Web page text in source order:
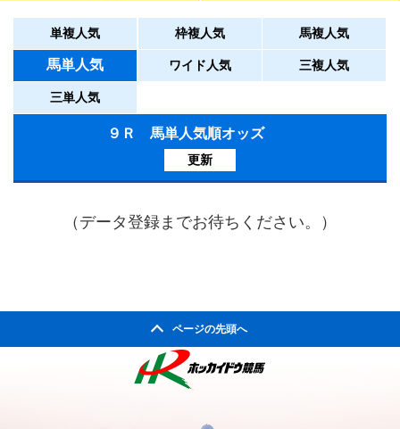
単複人気 枠複人気 馬複人気
馬単人気 ワイド人気 三複人気
三単人気
９Ｒ 馬単人気順オッズ
更新
（データ登録までお待ちください。）
ページの先頭へ